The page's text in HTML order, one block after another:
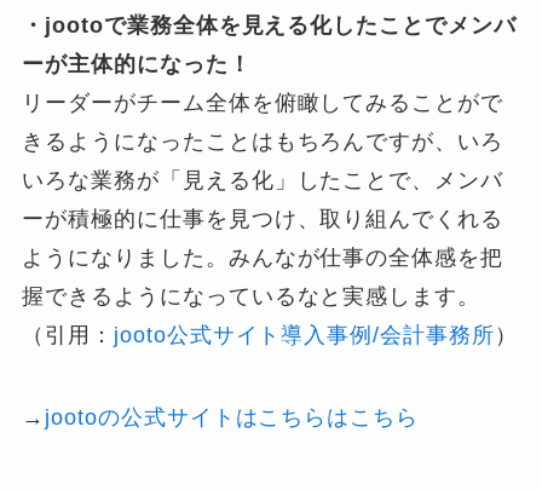
・jootoで業務全体を見える化したことでメンバ
ーが主体的になった！
リーダーがチーム全体を俯瞰してみることがで
きるようになったことはもちろんですが、いろ
いろな業務が「見える化」したことで、メンバ
ーが積極的に仕事を見つけ、取り組んでくれる
ようになりました。みんなが仕事の全体感を把
握できるようになっているなと実感します。
（引用： jooto公式サイト導入事例/会計事務所 ）
→ jootoの公式サイトはこちらはこちら